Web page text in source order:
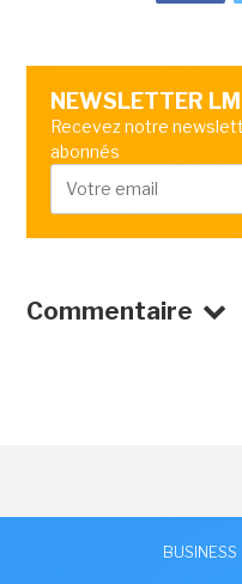
NEWSLETTER
Recevez notre
abonnés
Commentaire
BUSINESS